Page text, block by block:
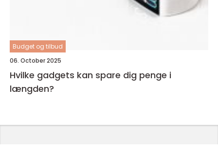
Budget og tilbud
06. October 2025
Hvilke gadgets kan spare dig penge i
længden?